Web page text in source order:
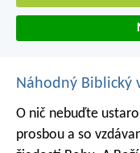
Náhodný Biblický
O nič nebuďte
prosbou a so